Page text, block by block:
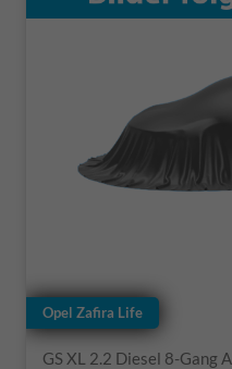
Opel Zafira Life
GS XL 2.2 Diesel 8-Gang